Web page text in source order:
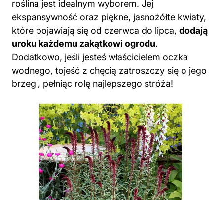
roślina jest idealnym wyborem. Jej
ekspansywność oraz piękne, jasnożółte kwiaty,
które pojawiają się od czerwca do lipca, dodają
uroku każdemu zakątkowi ogrodu.
Dodatkowo, jeśli jesteś właścicielem oczka
wodnego, tojeść z chęcią zatroszczy się o jego
brzegi, pełniąc rolę najlepszego stróża!